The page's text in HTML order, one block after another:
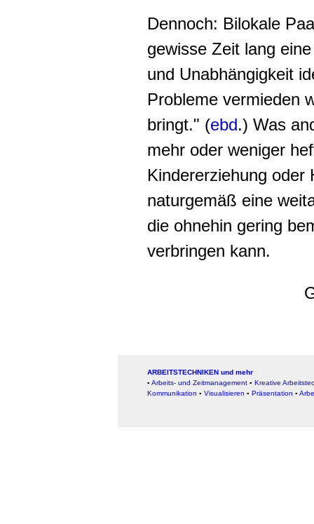
Dennoch: Bilokale
gewisse Zeit lang
und Unabhängigkeit
Probleme vermieden
bringt." (ebd.) Was
mehr oder weniger
Kindererziehung oder
naturgemäß eine
die ohnehin gering
verbringen kann.
ARBEITSTECHNIKEN und mehr
▪ Arbeits- und Zeitmanagement ▪ Kreative
Kommunikation ▪ Visualisieren ▪ Präsentation ▪